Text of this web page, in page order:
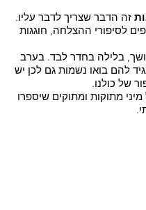
זה הדבר שצריך לדבר עליו.
לסיפורי ההצלחה, חוגגות
בלילה בחדר לבד. בערב
להם בואו נשמות גם לכן יש
של כולנו.
מיני מתוקות ומתוקים שיספרו